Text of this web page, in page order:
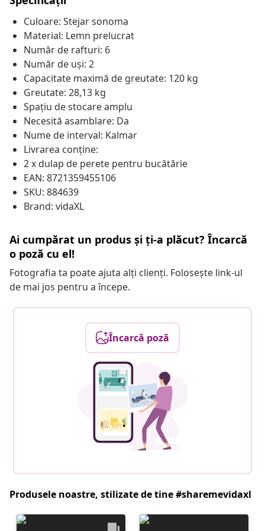
Culoare: Stejar sonoma
Material: Lemn prelucrat
Număr de rafturi: 6
Număr de uși: 2
Capacitate maximă de greutate: 120 kg
Greutate: 28,13 kg
Spațiu de stocare amplu
Necesită asamblare: Da
Nume de interval: Kalmar
Livrarea conține:
2 x dulap de perete pentru bucătărie
EAN: 8721359455106
SKU: 884639
Brand: vidaXL
Ai cumpărat un produs și ți-a plăcut? Încarcă
o poză cu el!
Fotografia ta poate ajuta alți clienți. Folosește link-ul
de mai jos pentru a începe.
Încarcă poză
Produsele noastre, stilizate de tine #sharemevidaxl